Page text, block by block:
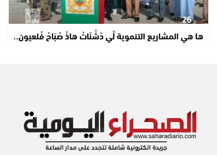
ها هي المشاريع التنموية لِّي دّشْنَاتْ هاذْ صْبَاحْ فْلعيون..